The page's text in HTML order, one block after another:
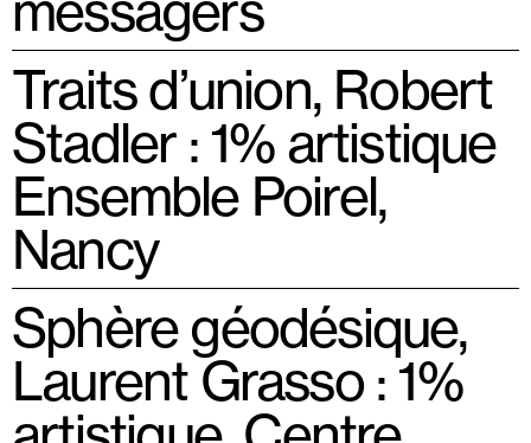
Traits d’union, Robert
Stadler : 1% artistique
Ensemble Poirel,
Nancy
Sphère géodésique,
Laurent Grasso : 1%